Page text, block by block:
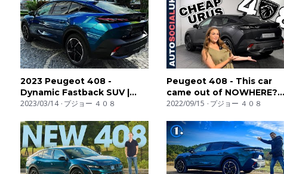
2023 Peugeot 408 -
Dynamic Fastback SUV |
Exterior and interior details
2023/03/14 プジョー ４０８
Peugeot 408 - This car
came out of NOWHERE?
#Review
2022/09/15 プジョー ４０８